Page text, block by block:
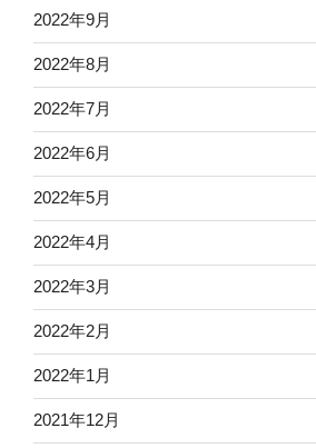
2022年9月
2022年8月
2022年7月
2022年6月
2022年5月
2022年4月
2022年3月
2022年2月
2022年1月
2021年12月